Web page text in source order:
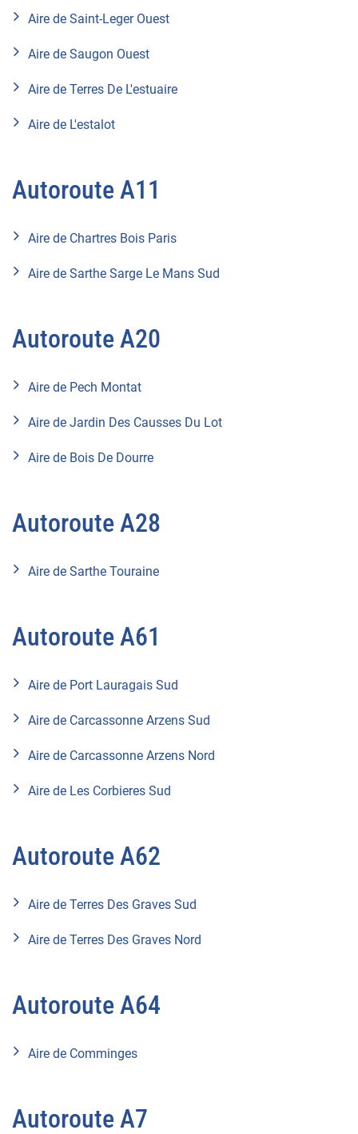
Aire de Saint-Leger Ouest
Aire de Saugon Ouest
Aire de Terres De L'estuaire
Aire de L'estalot
Autoroute A11
Aire de Chartres Bois Paris
Aire de Sarthe Sarge Le Mans Sud
Autoroute A20
Aire de Pech Montat
Aire de Jardin Des Causses Du Lot
Aire de Bois De Dourre
Autoroute A28
Aire de Sarthe Touraine
Autoroute A61
Aire de Port Lauragais Sud
Aire de Carcassonne Arzens Sud
Aire de Carcassonne Arzens Nord
Aire de Les Corbieres Sud
Autoroute A62
Aire de Terres Des Graves Sud
Aire de Terres Des Graves Nord
Autoroute A64
Aire de Comminges
Autoroute A7